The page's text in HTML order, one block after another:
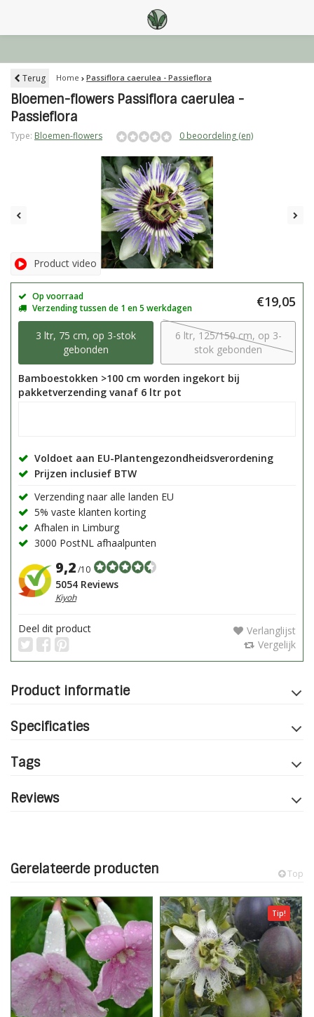
Terug Home Passiflora caerulea - Passieflora
Bloemen-flowers Passiflora caerulea -
Passieflora
Type: Bloemen-flowers 0 beoordeling (en)
Product video
Op voorraad
Verzending tussen de 1 en 5 werkdagen
€19,05
3 ltr, 75 cm, op 3-stok
gebonden
6 ltr, 125/150 cm, op 3-
stok gebonden
Bamboestokken >100 cm worden ingekort bij
pakketverzending vanaf 6 ltr pot
Voldoet aan EU-Plantengezondheidsverordening
Prijzen inclusief BTW
Verzending naar alle landen EU
5% vaste klanten korting
Afhalen in Limburg
3000 PostNL afhaalpunten
9,2/10
5054 Reviews
Kiyoh
Deel dit product
Verlanglijst
Vergelijk
Product informatie
Specificaties
Tags
Reviews
Gerelateerde producten Top
Tip!